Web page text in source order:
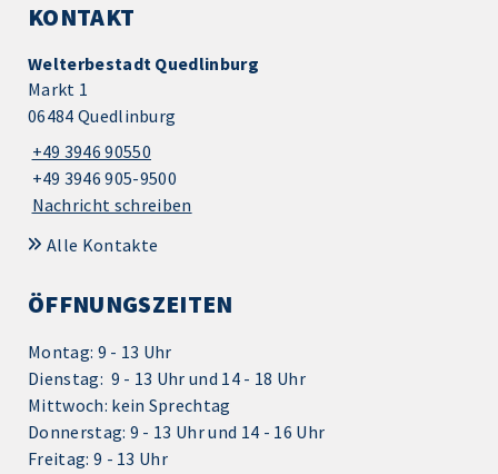
KONTAKT
Welterbestadt Quedlinburg
Markt 1
06484 Quedlinburg
+49 3946 90550
+49 3946 905-9500
Nachricht schreiben
Alle Kontakte
ÖFFNUNGSZEITEN
Montag: 9 - 13 Uhr
Dienstag: 9 - 13 Uhr und 14 - 18 Uhr
Mittwoch: kein Sprechtag
Donnerstag: 9 - 13 Uhr und 14 - 16 Uhr
Freitag: 9 - 13 Uhr